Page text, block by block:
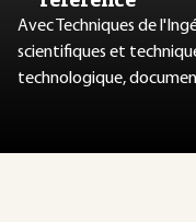
Avec Techniques de
scientifiques et
technologique,